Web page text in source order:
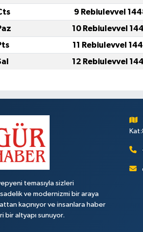
9 Rebiulevvel
10 Rebiulevvel
11 Rebiulevvel
12 Rebiulevvel
temasıyla sizleri
ve modernizmi bir araya
kaçınıyor ve insanlara haber
bir altyapı sunuyor.